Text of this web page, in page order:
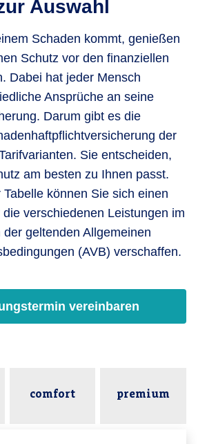
Auswahl
Schaden kommt, genießen
Schutz vor den finanziellen
Dabei hat jeder Mensch
Ansprüche an seine
Darum gibt es die
der
Sie entscheiden,
am besten zu Ihnen passt.
können Sie sich einen
verschiedenen Leistungen im
der geltenden Allgemeinen
(AVB) verschaffen.
vereinbaren
comfort premium